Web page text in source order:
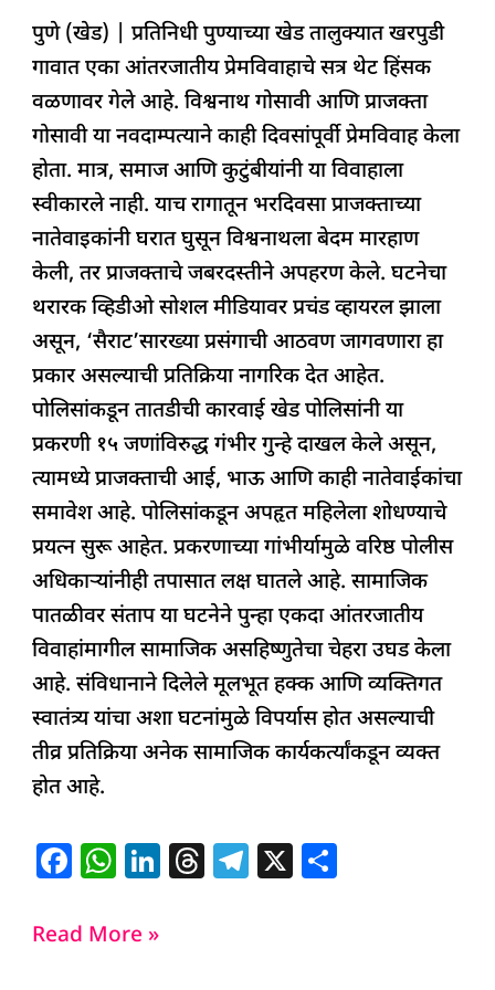
c
e
b
o
o
k
at
s
A
p
p
k
e
dI
n
re
a
d
s
e
g
ra
m
ar
e
पुणे (खेड) | प्रतिनिधी पुण्याच्या खेड तालुक्यात खरपुडी
गावात एका आंतरजातीय प्रेमविवाहाचे सत्र थेट हिंसक
वळणावर गेले आहे. विश्वनाथ गोसावी आणि प्राजक्ता
गोसावी या नवदाम्पत्याने काही दिवसांपूर्वी प्रेमविवाह केला
होता. मात्र, समाज आणि कुटुंबीयांनी या विवाहाला
स्वीकारले नाही. याच रागातून भरदिवसा प्राजक्ताच्या
नातेवाइकांनी घरात घुसून विश्वनाथला बेदम मारहाण
केली, तर प्राजक्ताचे जबरदस्तीने अपहरण केले. घटनेचा
थरारक व्हिडीओ सोशल मीडियावर प्रचंड व्हायरल झाला
असून, ‘सैराट’सारख्या प्रसंगाची आठवण जागवणारा हा
प्रकार असल्याची प्रतिक्रिया नागरिक देत आहेत.
पोलिसांकडून तातडीची कारवाई खेड पोलिसांनी या
प्रकरणी १५ जणांविरुद्ध गंभीर गुन्हे दाखल केले असून,
त्यामध्ये प्राजक्ताची आई, भाऊ आणि काही नातेवाईकांचा
समावेश आहे. पोलिसांकडून अपहृत महिलेला शोधण्याचे
प्रयत्न सुरू आहेत. प्रकरणाच्या गांभीर्यामुळे वरिष्ठ पोलीस
अधिकाऱ्यांनीही तपासात लक्ष घातले आहे. सामाजिक
पातळीवर संताप या घटनेने पुन्हा एकदा आंतरजातीय
विवाहांमागील सामाजिक असहिष्णुतेचा चेहरा उघड केला
आहे. संविधानाने दिलेले मूलभूत हक्क आणि व्यक्तिगत
स्वातंत्र्य यांचा अशा घटनांमुळे विपर्यास होत असल्याची
तीव्र प्रतिक्रिया अनेक सामाजिक कार्यकर्त्यांकडून व्यक्त
होत आहे.
F
c
W
at
Li T T X
Read More »